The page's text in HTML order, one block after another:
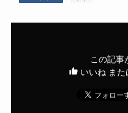
この記事
いいね また